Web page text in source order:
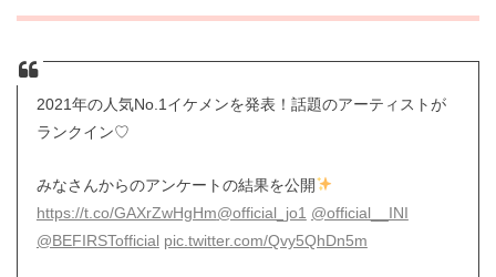
2021年の人気No.1イケメンを発表！話題のアーティストが
ランクイン♡
みなさんからのアンケートの結果を公開
https://t.co/GAXrZwHgHm@official_jo1 @official__INI
@BEFIRSTofficial pic.twitter.com/Qvy5QhDn5m